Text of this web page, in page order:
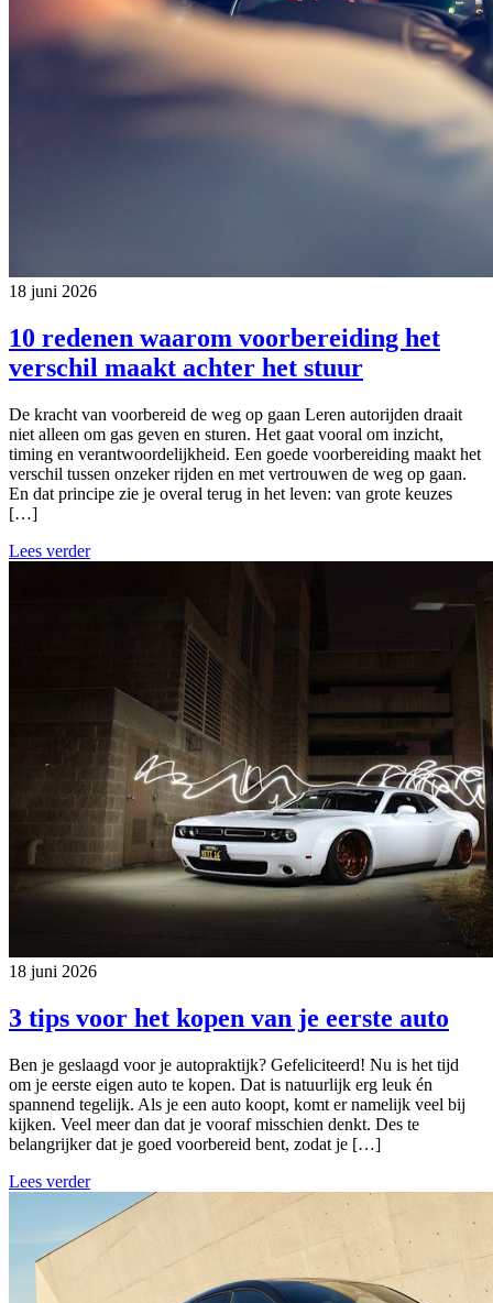
18 juni 2026
10 redenen waarom voorbereiding het
verschil maakt achter het stuur
De kracht van voorbereid de weg op gaan Leren autorijden draait
niet alleen om gas geven en sturen. Het gaat vooral om inzicht,
timing en verantwoordelijkheid. Een goede voorbereiding maakt het
verschil tussen onzeker rijden en met vertrouwen de weg op gaan.
En dat principe zie je overal terug in het leven: van grote keuzes
[…]
Lees verder
18 juni 2026
3 tips voor het kopen van je eerste auto
Ben je geslaagd voor je autopraktijk? Gefeliciteerd! Nu is het tijd
om je eerste eigen auto te kopen. Dat is natuurlijk erg leuk én
spannend tegelijk. Als je een auto koopt, komt er namelijk veel bij
kijken. Veel meer dan dat je vooraf misschien denkt. Des te
belangrijker dat je goed voorbereid bent, zodat je […]
Lees verder